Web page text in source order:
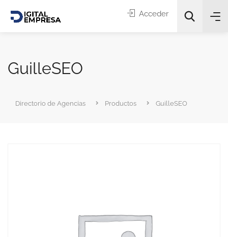
Acceder
GuilleSEO
Directorio de Agencias Productos GuilleSEO